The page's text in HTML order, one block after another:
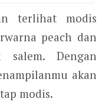
terlihat modis
peach dan
Dengan
akan
modis.